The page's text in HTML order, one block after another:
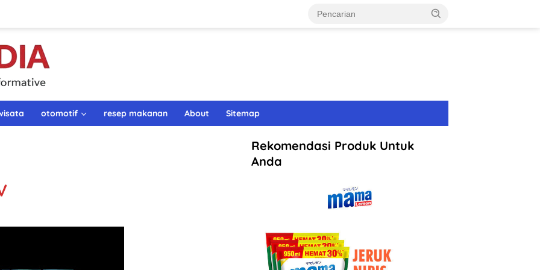
otomotif resep makanan About Sitemap
Rekomendasi Produk Untuk
Anda